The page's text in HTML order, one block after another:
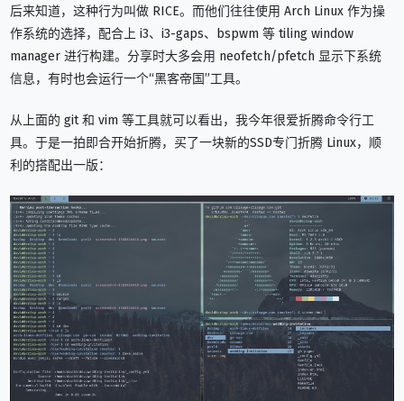
后来知道，这种行为叫做 RICE。而他们往往使用 Arch Linux 作为操
作系统的选择，配合上 i3、i3-gaps、bspwm 等 tiling window
manager 进行构建。分享时大多会用 neofetch/pfetch 显示下系统
信息，有时也会运行一个“黑客帝国”工具。
从上面的 git 和 vim 等工具就可以看出，我今年很爱折腾命令行工
具。于是一拍即合开始折腾，买了一块新的SSD专门折腾 Linux，顺
利的搭配出一版：